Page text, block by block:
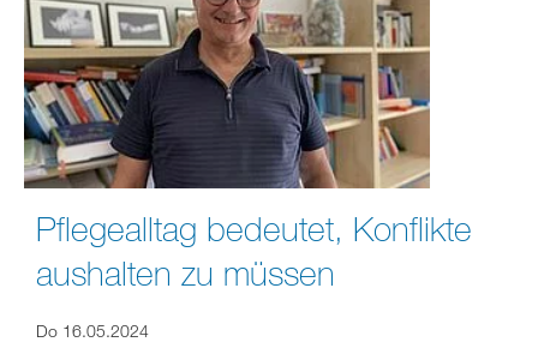
Pflegealltag bedeutet, Konflikte
aushalten zu müssen
Do 16.05.2024